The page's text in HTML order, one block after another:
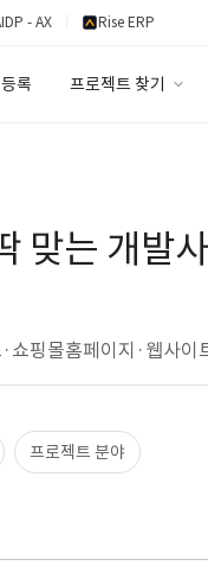
- AX Rise ERP
록 프로젝트 찾기
맞는 개발
쇼핑몰홈페이지·웹사이
프로젝트 분야